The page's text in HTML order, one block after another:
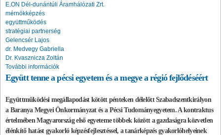
E.ON Dél-dunántúli Áramhálózati Zrt.
mérnökképzés
együttműködés
stratégiai partnerség
Gelencsér Lajos
dr. Medvegy Gabriella
Dr. Kvasznicza Zoltán
További információk
Együtt tenne a pécsi egyetem és a megye a régió fejlődéséért
Együttműködési megállapodást kötött pénteken délelőtt Szabadszentkirályon
a Baranya Megyei Önkormányzat és a Pécsi Tudományegyetem. A kontraktus
értelmében Magyarország első egyeteme többek között a gazdaságra közvetlen
élénkítő hatást gyakorló képzésfejlesztéssel, a tanárképzés gyakorlóhelyeinek